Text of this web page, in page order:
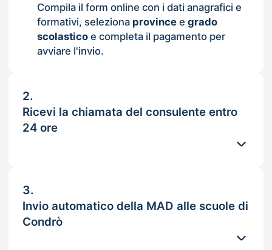
Compila il form online con i dati anagrafici e
formativi, seleziona provincee grado
scolasticoe completa il pagamento per
avviare l'invio.
2.
Ricevi la chiamata del consulente entro
24 ore
3.
Invio automatico della MAD alle scuole di
Condrò